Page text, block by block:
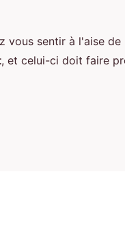
vous sentir à l'aise de
, et celui-ci doit faire